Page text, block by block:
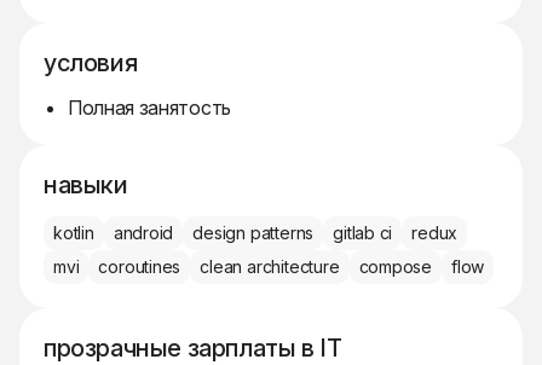
условия
Полная занятость
навыки
kotlin android design patterns gitlab ci
redux
mvi
coroutines clean architecture compose flow
прозрачные зарплаты в IT